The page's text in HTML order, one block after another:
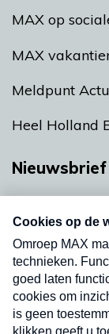
MAX op
MAX
Meldpunt
Heel Holland
Nieuwsbrief
nieuwsbrief.
uw mailbox.